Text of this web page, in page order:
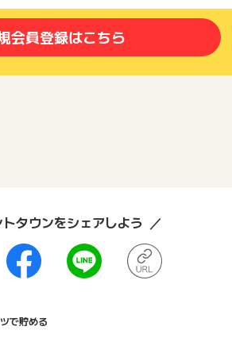
会員登録はこちら
タウンをシェアしよう
で貯める